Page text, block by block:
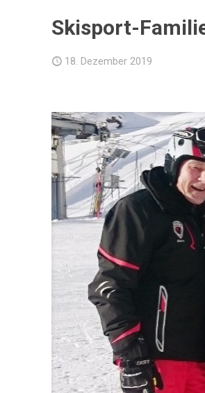
Skisport-
18. Dezember 2019